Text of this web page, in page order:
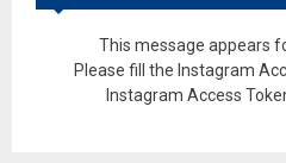
This message appears
Please fill the Instagram
Instagram Access